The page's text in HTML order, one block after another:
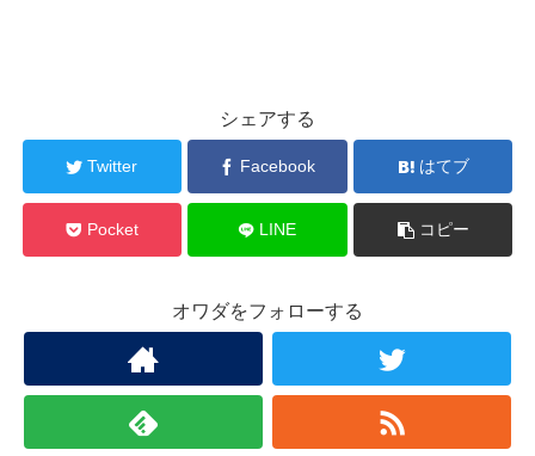
シェアする
Twitter Facebook はてブ
Pocket LINE コピー
オワダをフォローする